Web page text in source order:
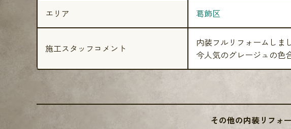
エリア 葛飾区
施工スタッフコメント
内装フルリフォームしま
今人気のグレージュの色
その他の内装リフォ